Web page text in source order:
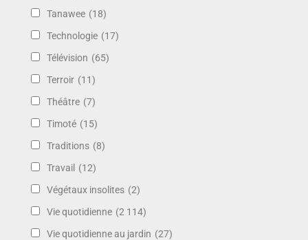
Tanawee (18)
Technologie (17)
Télévision (65)
Terroir (11)
Théâtre (7)
Timoté (15)
Traditions (8)
Travail (12)
Végétaux insolites (2)
Vie quotidienne (2 114)
Vie quotidienne au jardin (27)